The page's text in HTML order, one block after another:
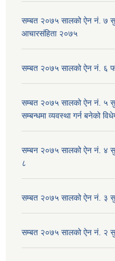
सम्बत २०७५ सालको ऐन नं. ७
आचारसंहिता २०७५
सम्बत २०७५ सालको ऐन नं. ६
सम्बत २०७५ सालको ऐन नं. ५
सम्बन्धमा व्यवस्था गर्न बनेको
सम्बन २०७५ सालको ऐन नं. ४
८
सम्बत २०७५ सालको ऐन नं. ३
सम्बत २०७५ सालको ऐन नं. २